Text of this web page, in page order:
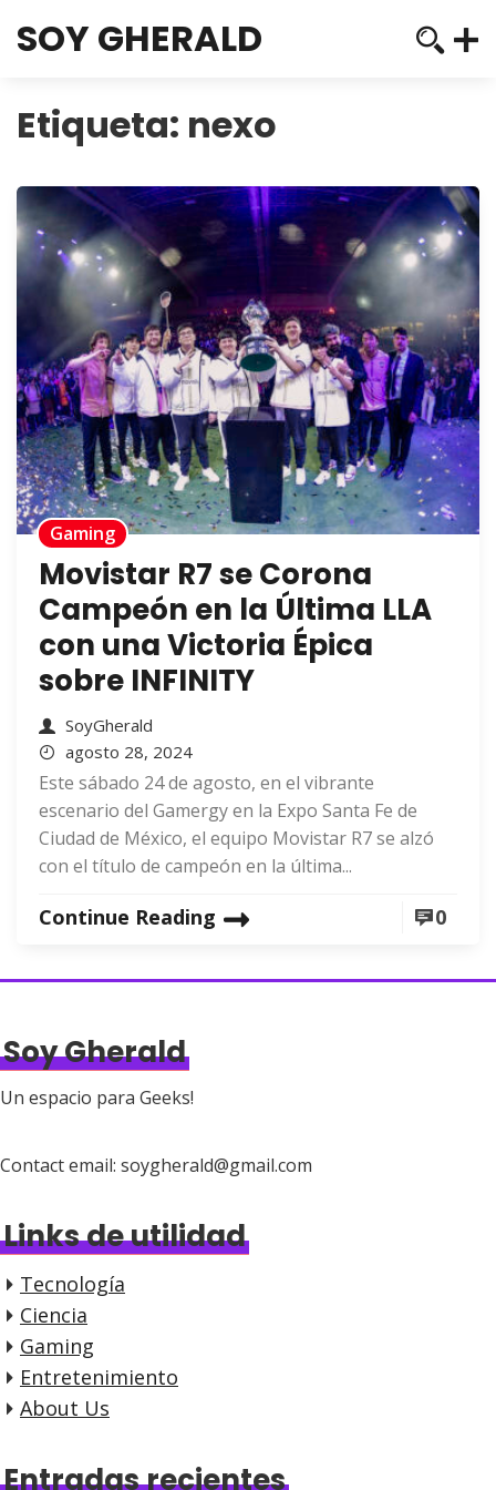
SOY GHERALD
Etiqueta: nexo
Gaming
Movistar R7 se Corona
Campeón en la Última LLA
con una Victoria Épica
sobre INFINITY
SoyGherald
agosto 28, 2024
Este sábado 24 de agosto, en el vibrante
escenario del Gamergy en la Expo Santa Fe de
Ciudad de México, el equipo Movistar R7 se alzó
con el título de campeón en la última...
Continue Reading 0
Soy Gherald
Un espacio para Geeks!
Contact email: soygherald@gmail.com
Links de utilidad
Tecnología
Ciencia
Gaming
Entretenimiento
About Us
Entradas recientes